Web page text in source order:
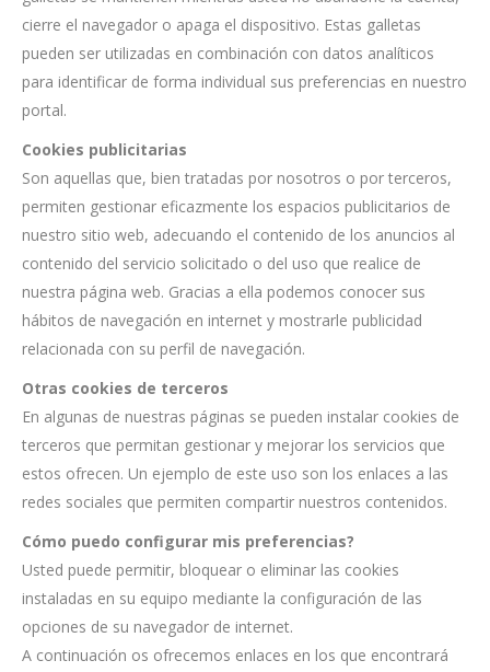
cierre el navegador o apaga el dispositivo. Estas galletas
pueden ser utilizadas en combinación con datos analíticos
para identificar de forma individual sus preferencias en nuestro
portal.
Cookies publicitarias
Son aquellas que, bien tratadas por nosotros o por terceros,
permiten gestionar eficazmente los espacios publicitarios de
nuestro sitio web, adecuando el contenido de los anuncios al
contenido del servicio solicitado o del uso que realice de
nuestra página web. Gracias a ella podemos conocer sus
hábitos de navegación en internet y mostrarle publicidad
relacionada con su perfil de navegación.
Otras cookies de terceros
En algunas de nuestras páginas se pueden instalar cookies de
terceros que permitan gestionar y mejorar los servicios que
estos ofrecen. Un ejemplo de este uso son los enlaces a las
redes sociales que permiten compartir nuestros contenidos.
Cómo puedo configurar mis preferencias?
Usted puede permitir, bloquear o eliminar las cookies
instaladas en su equipo mediante la configuración de las
opciones de su navegador de internet.
A continuación os ofrecemos enlaces en los que encontrará